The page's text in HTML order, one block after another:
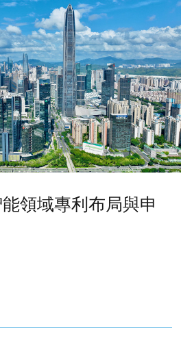
領域專利布局與申